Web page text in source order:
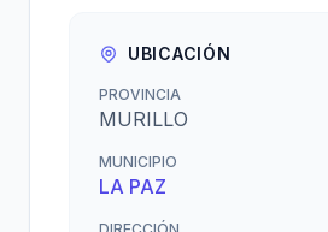
UBICACIÓN
PROVINCIA
MURILLO
MUNICIPIO
LA PAZ